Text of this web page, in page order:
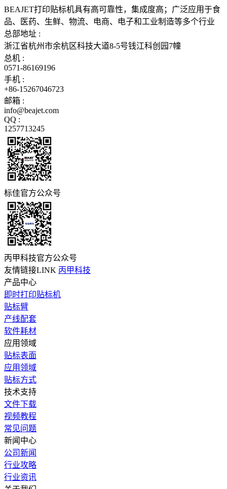
BEAJET打印贴标机具有高可靠性，集成度高；广泛应用于食
品、医药、生鲜、物流、电商、电子和工业制造等多个行业
总部地址 :
浙江省杭州市余杭区科技大道8-5号钱江科创园7幢
总机 :
0571-86169196
手机 :
+86-15267046723
邮箱 :
info@beajet.com
QQ :
1257713245
标佳官方公众号
丙甲科技官方公众号
友情链接LINK 丙甲科技
产品中心
即时打印贴标机
贴标臂
产线配套
软件耗材
应用领域
贴标表面
应用领域
贴标方式
技术支持
文件下载
视频教程
常见问题
新闻中心
公司新闻
行业攻略
行业资讯